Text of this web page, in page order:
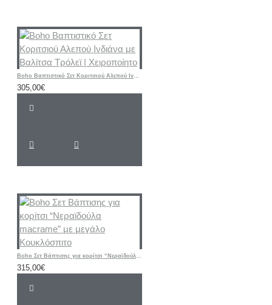
Boho Βαπτιστικό Σετ Κοριτσιού Αλεπού Ινδιάνα με Βαλίτσα Τρόλεϊ | Χειροποίητο
305,00€
Boho Σετ Βάπτισης για κορίτσι “Νεραϊδούλα macrame” με μεγάλο Κουκλόσπιτο
315,00€